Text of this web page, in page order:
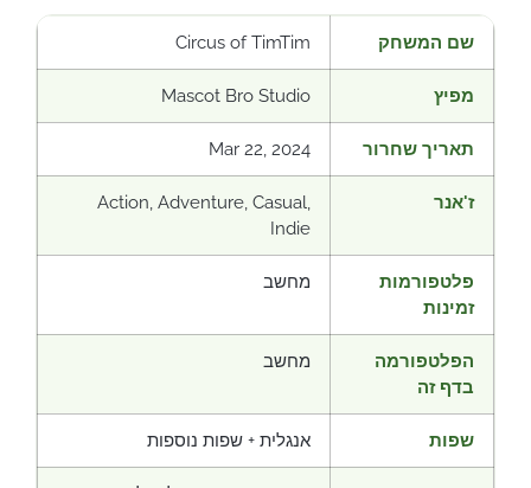
שם המשחק Circus of TimTim
מפיץ Mascot Bro Studio
תאריך שחרור Mar 22, 2024
ז'אנר
Action, Adventure, Casual,
Indie
פלטפורמות
זמינות
מחשב
הפלטפורמה
בדף זה
מחשב
שפות אנגלית + שפות נוספות